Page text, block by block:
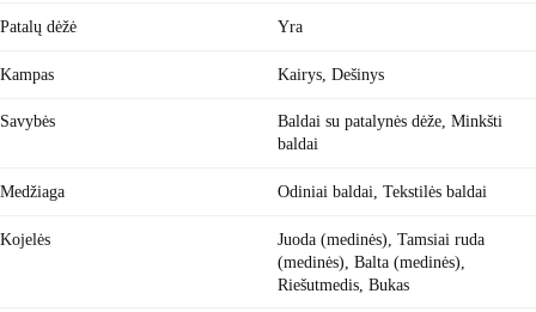
Patalų dėžė Yra
Kampas Kairys, Dešinys
Savybės Baldai su patalynės dėže, Minkšti
baldai
Medžiaga Odiniai baldai, Tekstilės baldai
Kojelės
Juoda (medinės), Tamsiai ruda
(medinės), Balta (medinės),
Riešutmedis, Bukas